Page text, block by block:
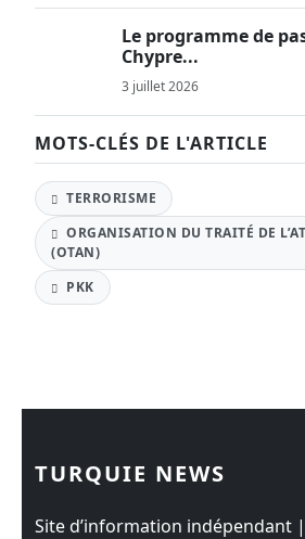
Le programme de
Chypre...
3 juillet 2026
MOTS-CLÉS DE L'ARTICLE
TERRORISME
ORGANISATION DU TRAITÉ DE
(OTAN)
PKK
TURQUIE NEWS
Site d’information indépendant